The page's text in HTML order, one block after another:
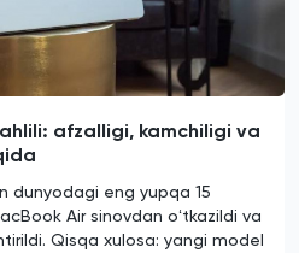
afzalligi, kamchiligi va
dunyodagi eng yupqa 15
Air sinovdan oʻtkazildi va
Qisqa xulosa: yangi model